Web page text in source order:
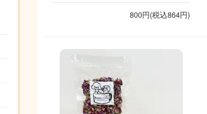
800円(税込864円)